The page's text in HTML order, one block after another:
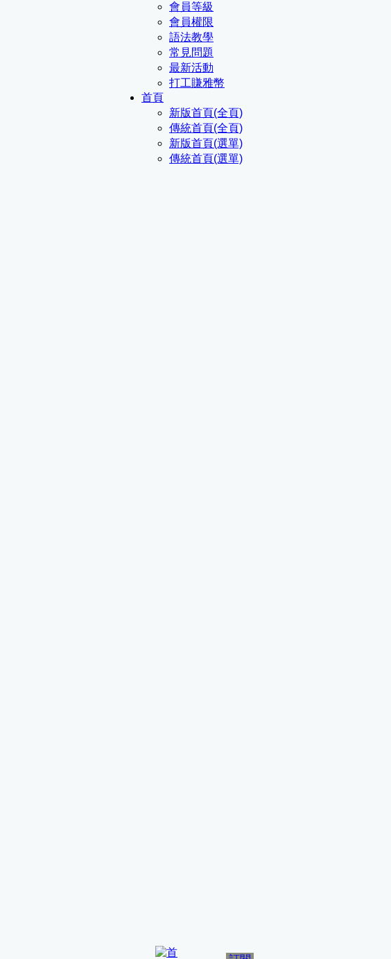
會員等級
會員權限
語法教學
常見問題
最新活動
打工賺雅幣
首頁
新版首頁(全頁)
傳統首頁(全頁)
新版首頁(選單)
傳統首頁(選單)